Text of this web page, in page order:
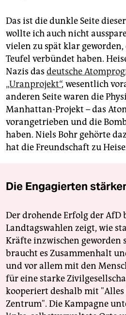
Das ist die dunkle Seite
wollte ich auch nicht
vielen zu spät klar
Teufel verbündet haben.
Nazis das deutsche
„Uranprojekt“, wesentlich
anderen Seite waren die
Manhattan-Projekt – das
vorangetrieben und die
haben. Niels Bohr gehörte
hat die Freundschaft zu
Die Engagierten
Der drohende Erfolg der AfD
Landtagswahlen zeigt, wie
Kräfte inzwischen geworden
braucht es Zusammenhalt
und vor allem mit den
für eine starke
kooperiert deshalb mit
Zentrum". Die Kampagne